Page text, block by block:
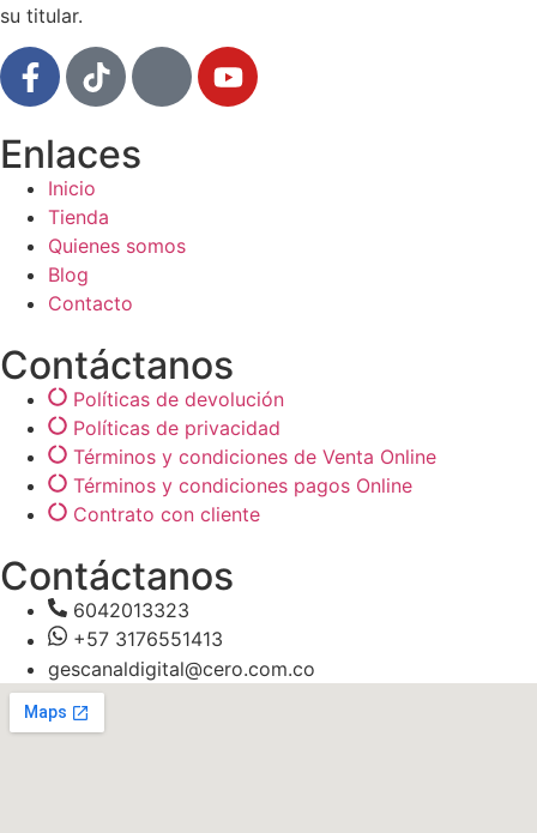
su titular.
Enlaces
Inicio
Tienda
Quienes somos
Blog
Contacto
Contáctanos
Políticas de devolución
Políticas de privacidad
Términos y condiciones de Venta Online
Términos y condiciones pagos Online
Contrato con cliente
Contáctanos
6042013323
+57 3176551413
gescanaldigital@cero.com.co